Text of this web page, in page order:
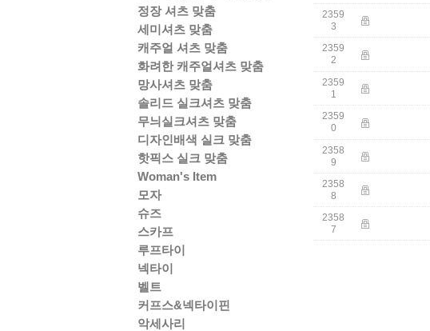
정장 셔츠 맞춤
세미셔츠 맞춤
캐주얼 셔츠 맞춤
화려한 캐주얼셔츠 맞춤
망사셔츠 맞춤
솔리드 실크셔츠 맞춤
무늬실크셔츠 맞춤
디자인배색 실크 맞춤
핫픽스 실크 맞춤
Woman's Item
모자
슈즈
스카프
루프타이
넥타이
벨트
커프스&넥타이핀
악세사리
2359
3
2359
2
2359
1
2359
0
2358
9
2358
8
2358
7